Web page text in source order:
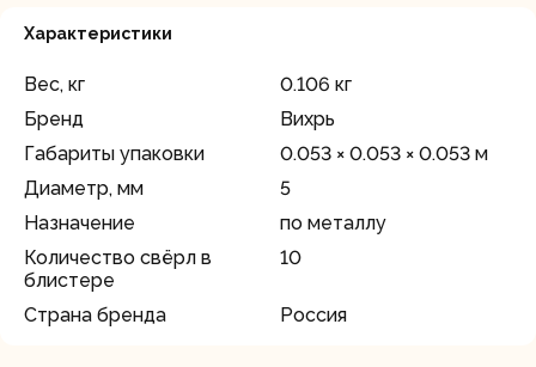
Характеристики
Вес, кг
0.106 кг
Бренд
Вихрь
Габариты упаковки
0.053 × 0.053 × 0.053 м
Диаметр, мм
5
Назначение
по металлу
Количество свёрл в
блистере
10
Страна бренда Россия